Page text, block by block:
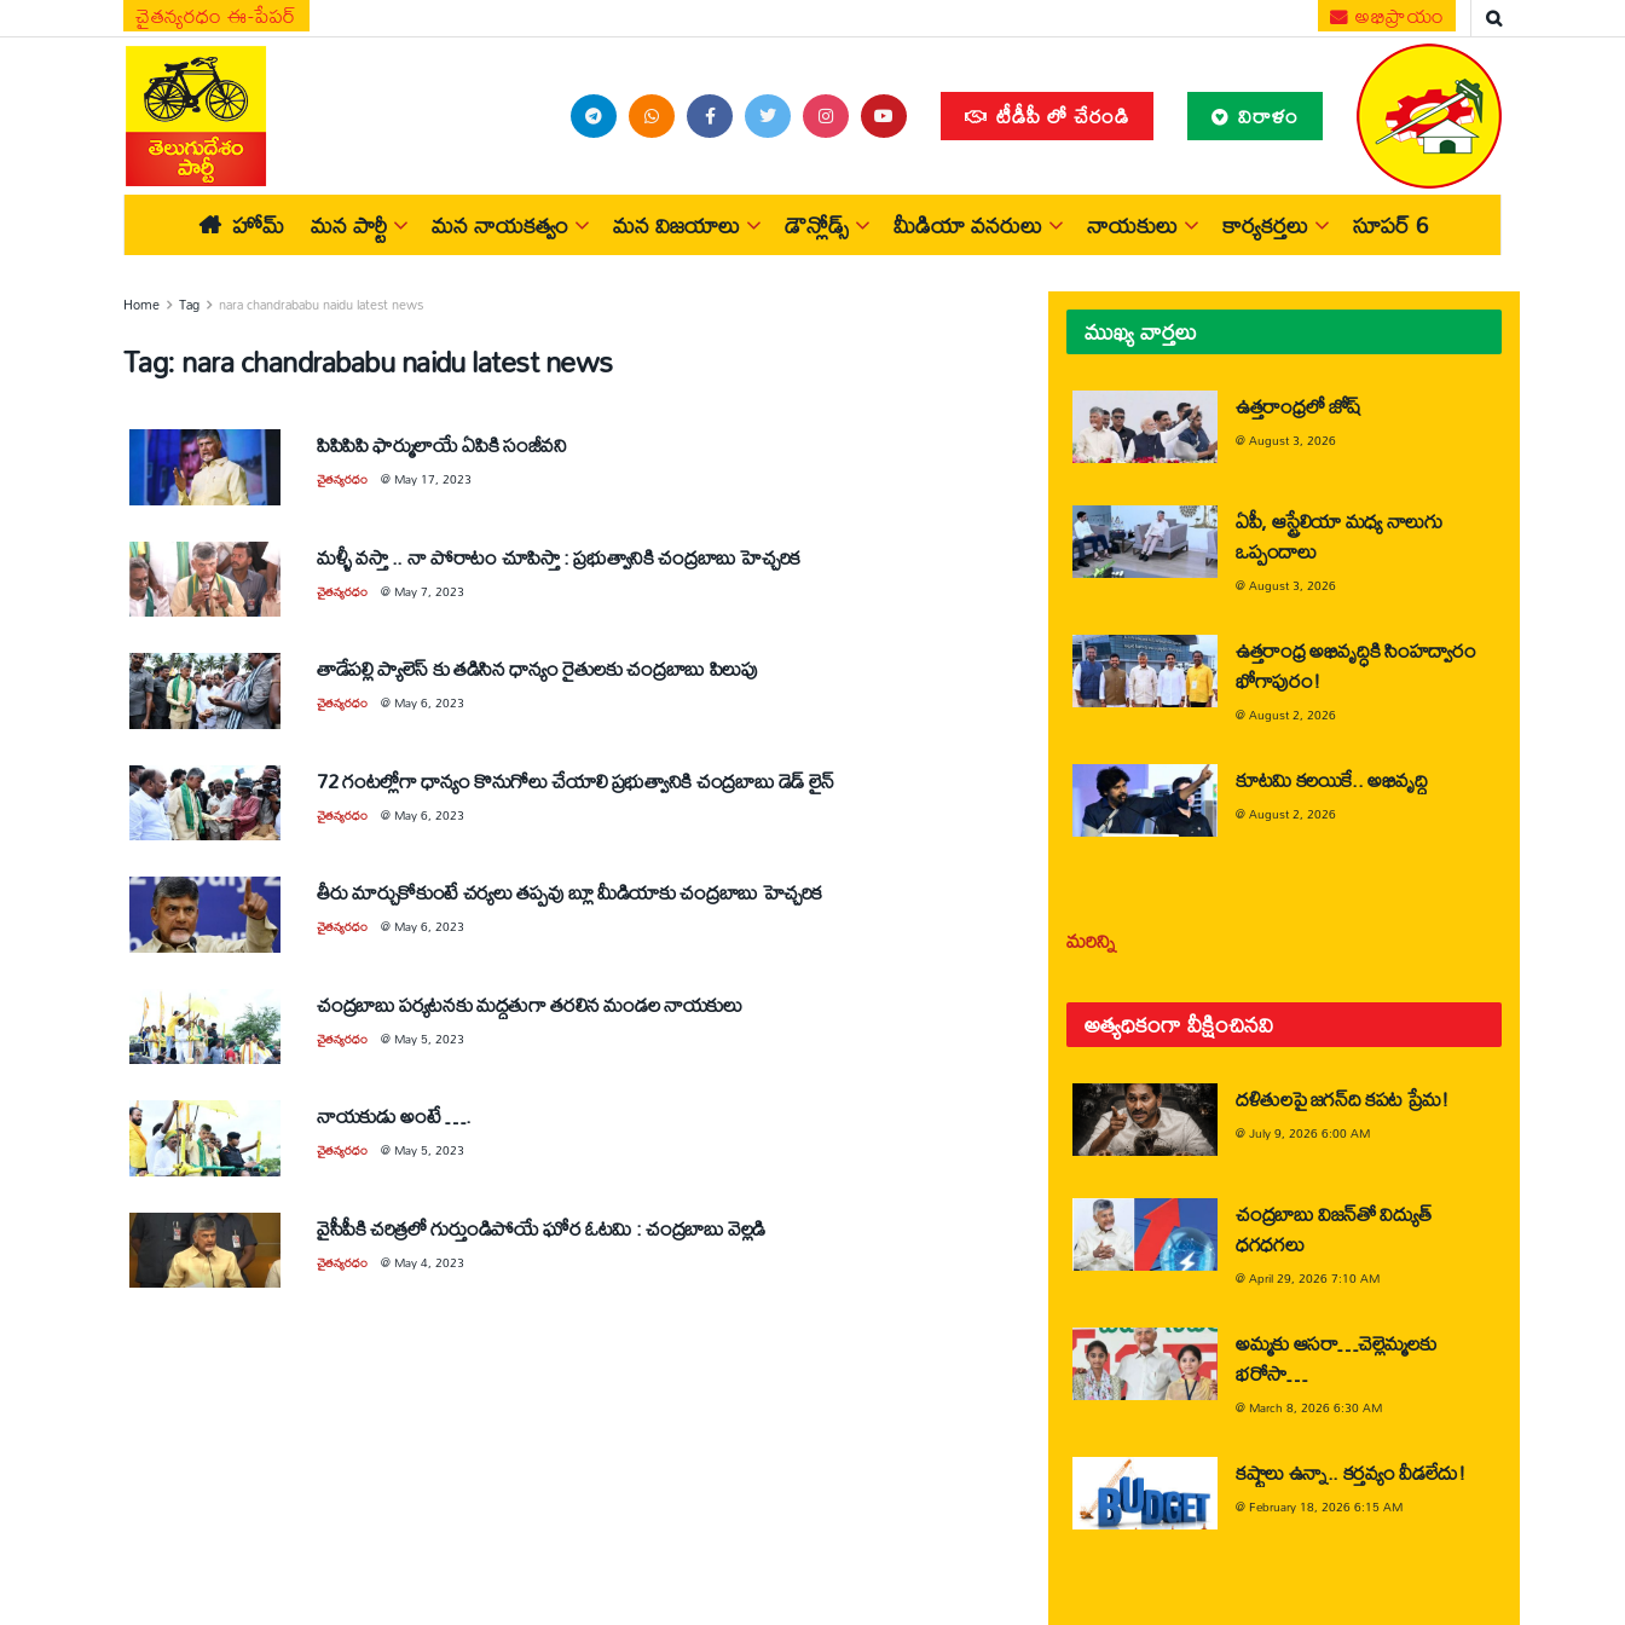
చైతన్యరధం ఈ-పేపర్ అభిప్రాయం
టీడీపీ లో చేరండి విరాళం
హోమ్ మన పార్టీ మన నాయకత్వం మన విజయాలు డౌన్లోడ్స్ మీడియా వనరులు నాయకులు కార్యకర్తలు సూపర్ 6
Home Tag nara chandrababu naidu latest news
Tag:nara chandrababu naidu latest news
పిపిపిపి ఫార్ములాయే ఏపికి సంజీవని
చైతన్యరధం @ May 17, 2023
మళ్ళీ వస్తా .. నా పోరాటం చూపిస్తా : ప్రభుత్వానికి చంద్రబాబు హెచ్చరిక
చైతన్యరధం @ May 7, 2023
తాడేపల్లి ప్యాలెస్ కు తడిసిన ధాన్యం రైతులకు చంద్రబాబు పిలుపు
చైతన్యరధం @ May 6, 2023
72 గంటల్లోగా ధాన్యం కొనుగోలు చేయాలి ప్రభుత్వానికి చంద్రబాబు డెడ్ లైన్
చైతన్యరధం @ May 6, 2023
తీరు మార్చుకోకుంటే చర్యలు తప్పవు బ్లూ మీడియాకు చంద్రబాబు హెచ్చరిక
చైతన్యరధం @ May 6, 2023
చంద్రబాబు పర్యటనకు మద్దతుగా తరలిన మండల నాయకులు
చైతన్యరధం @ May 5, 2023
నాయకుడు అంటే ….
చైతన్యరధం @ May 5, 2023
వైసీపీకి చరిత్రలో గుర్తుండిపోయే ఘోర ఓటమి : చంద్రబాబు వెల్లడి
చైతన్యరధం @ May 4, 2023
ముఖ్య వార్తలు
ఉత్తరాంధ్రలో జోష్
@August 3, 2026
ఏపీ, ఆస్ట్రేలియా మధ్య నాలుగు
ఒప్పందాలు
@August 3, 2026
ఉత్తరాంధ్ర అభివృద్ధికి సింహద్వారం
భోగాపురం!
@August 2, 2026
కూటమి కలయికే.. అభివృద్ధి
@August 2, 2026
మరిన్ని
అత్యధికంగా వీక్షించినవి
దళితులపై జగన్‌ది కపట ప్రేమ!
@July 9, 2026 6:00 AM
చంద్రబాబు విజన్‌తో విద్యుత్
ధగధగలు
@April 29, 2026 7:10 AM
అమ్మకు ఆసరా…చెల్లెమ్మలకు
భరోసా…
@ March 8, 2026 6:30 AM
కష్టాలు ఉన్నా.. కర్తవ్యం వీడలేదు!
@February 18, 2026 6:15 AM